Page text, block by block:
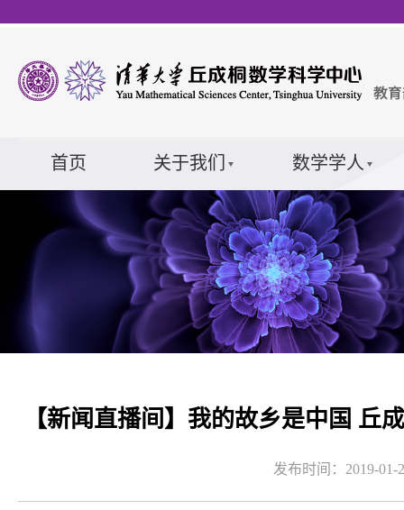
首页 关于我们 数学学人
【新闻直播间】我的故乡是中国 丘
发布时间：2019-01-